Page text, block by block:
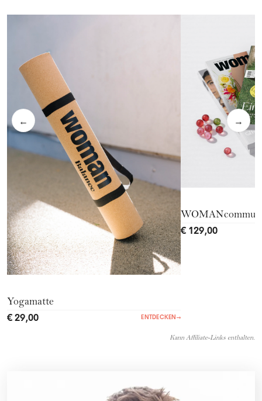
← →
Yogamatte
€ 29,00 ENTDECKEN→
€ 129,00
Kann Affiliate-Links enthalten.